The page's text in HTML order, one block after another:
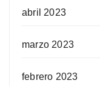
abril 2023
marzo 2023
febrero 2023